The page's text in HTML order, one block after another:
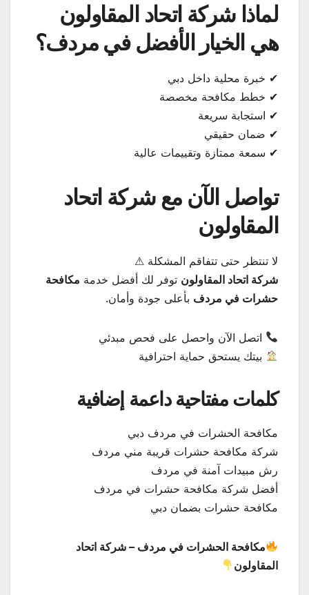
لماذا شركة اتحاد المقاولون
هي الخيار الأفضل في مردف؟
✔ خبرة محلية داخل دبي
✔ خطط مكافحة مخصصة
✔ استجابة سريعة
✔ ضمان حقيقي
✔ سمعة ممتازة وتقييمات عالية
تواصل الآن مع شركة اتحاد
المقاولون
لا تنتظر حتى تتفاقم المشكلة ⚠
شركة اتحاد المقاولون توفر لك أفضل خدمة مكافحة
حشرات في مردف بأعلى جودة وأمان.
اتصل الآن واحصل على فحص مبدئي
بيتك يستحق حماية احترافية
كلمات مفتاحية داعمة إضافية
مكافحة الحشرات في مردف دبي
شركة مكافحة حشرات قريبة مني مردف
رش مبيدات آمنة في مردف
أفضل شركة مكافحة حشرات في مردف
مكافحة حشرات بضمان دبي
مكافحة الحشرات في مردف – شركة اتحاد
المقاولون